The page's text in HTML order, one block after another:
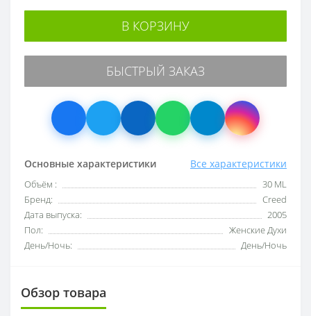
Основные характеристики Все характеристики
Объём :
30 ML
Бренд:
Creed
Дата выпуска:
2005
Пол:
Женские Духи
День/Ночь:
День/Ночь
В КОРЗИНУ
БЫСТРЫЙ ЗАКАЗ
Обзор товара